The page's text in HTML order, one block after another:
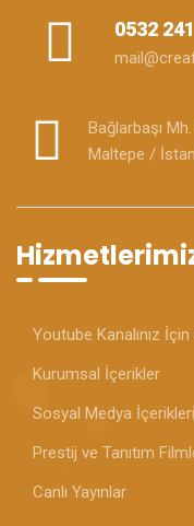
0532
Bağlarbaşı
Maltepe /
Youtube Kanalınız
Kurumsal İçerikler
Sosyal Medya İçerikleri
Prestij ve Tanıtım
Canlı Yayınlar